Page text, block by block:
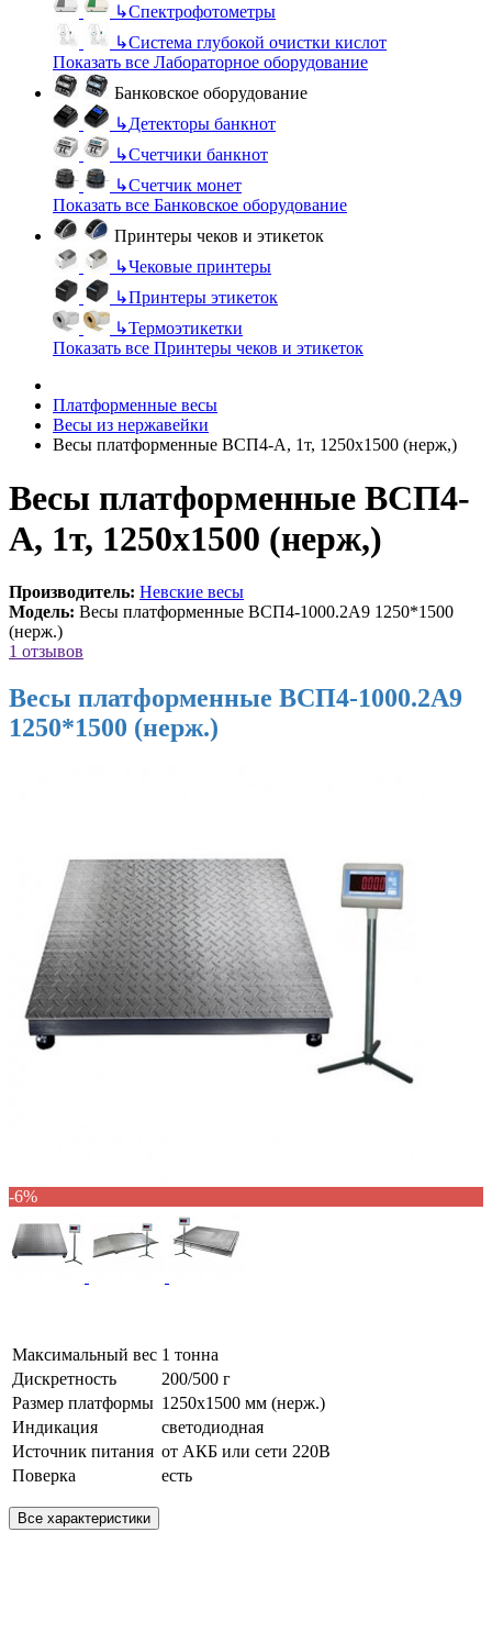
↳Спектрофотометры
↳Система глубокой очистки кислот
Показать все Лабораторное оборудование
Банковское оборудование
↳Детекторы банкнот
↳Счетчики банкнот
↳Счетчик монет
Показать все Банковское оборудование
Принтеры чеков и этикеток
↳Чековые принтеры
↳Принтеры этикеток
↳Термоэтикетки
Показать все Принтеры чеков и этикеток
Платформенные весы
Весы из нержавейки
Весы платформенные ВСП4-А, 1т, 1250х1500 (нерж,)
Весы платформенные ВСП4-
А, 1т, 1250х1500 (нерж,)
Производитель: Невские весы
Модель: Весы платформенные ВСП4-1000.2А9 1250*1500
(нерж.)
1 отзывов
Весы платформенные ВСП4-1000.2А9
1250*1500 (нерж.)
-6%
Максимальный вес 1 тонна
Дискретность
200/500 г
Размер платформы 1250х1500 мм (нерж.)
Индикация
светодиодная
Источник питания от АКБ или сети 220В
Поверка
есть
Все характеристики